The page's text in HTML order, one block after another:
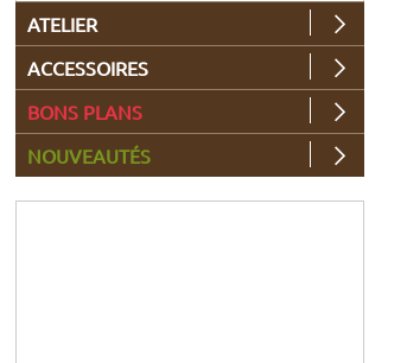
ATELIER
ACCESSOIRES
BONS PLANS
NOUVEAUTÉS